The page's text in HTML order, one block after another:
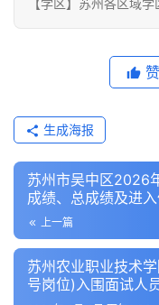
【学区】苏州各区域学
赞
生成海报
苏州市吴中区2026
成绩、总成绩及进
上一篇
苏州农业职业技术
号岗位)入围面试人